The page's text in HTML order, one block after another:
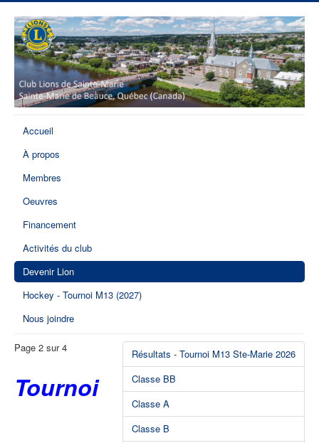
Accueil
À propos
Membres
Oeuvres
Financement
Activités du club
Devenir Lion
Hockey - Tournoi M13 (2027)
Nous joindre
Résultats - Tournoi M13 Ste-Marie 2026
Classe BB
Classe A
Classe B
Page 2 sur 4
Tournoi